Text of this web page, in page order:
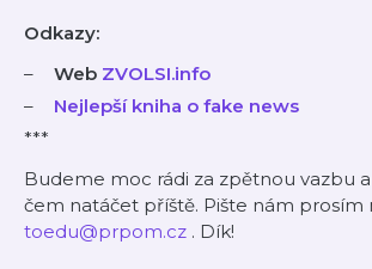
Odkazy:
Web ZVOLSI.info
Nejlepší kniha o fake news
***
Budeme moc rádi za zpětnou vazbu a
čem natáčet příště. Pište nám prosím
toedu@prpom.cz . Dík!